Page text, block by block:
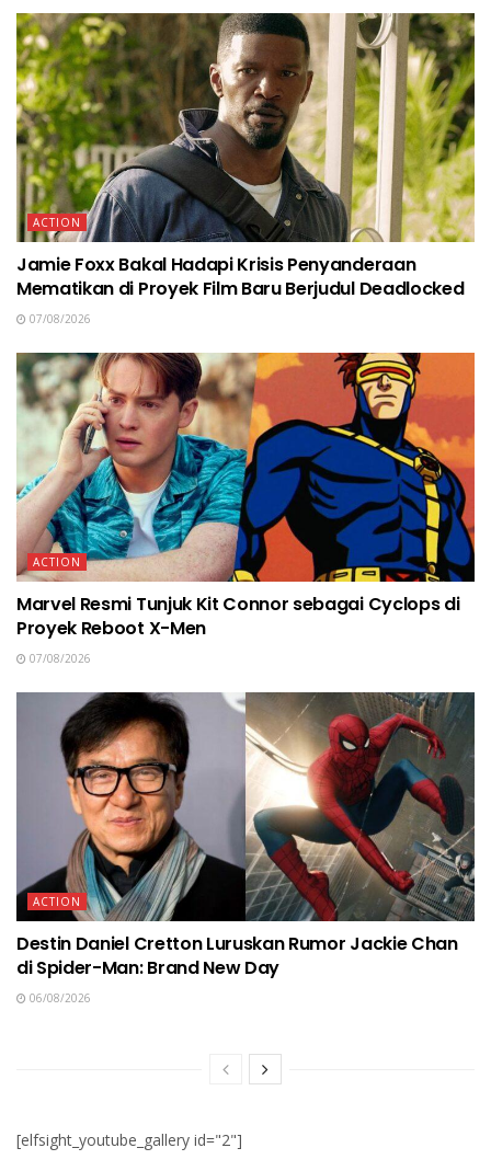
ACTION
Jamie Foxx Bakal Hadapi Krisis Penyanderaan
Mematikan di Proyek Film Baru Berjudul Deadlocked
07/08/2026
ACTION
Marvel Resmi Tunjuk Kit Connor sebagai Cyclops di
Proyek Reboot X-Men
07/08/2026
ACTION
Destin Daniel Cretton Luruskan Rumor Jackie Chan
di Spider-Man: Brand New Day
06/08/2026
[elfsight_youtube_gallery id="2"]